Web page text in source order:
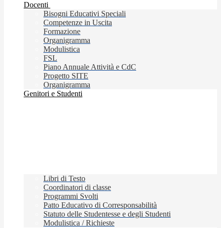
Docenti
Bisogni Educativi Speciali
Competenze in Uscita
Formazione
Organigramma
Modulistica
FSL
Piano Annuale Attività e CdC
Progetto SITE
Organigramma
Genitori e Studenti
Libri di Testo
Coordinatori di classe
Programmi Svolti
Patto Educativo di Corresponsabilità
Statuto delle Studentesse e degli Studenti
Modulistica / Richieste